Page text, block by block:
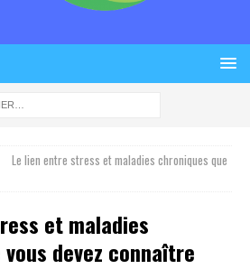
Le lien entre stress et maladies chroniques que
et maladies
devez connaître